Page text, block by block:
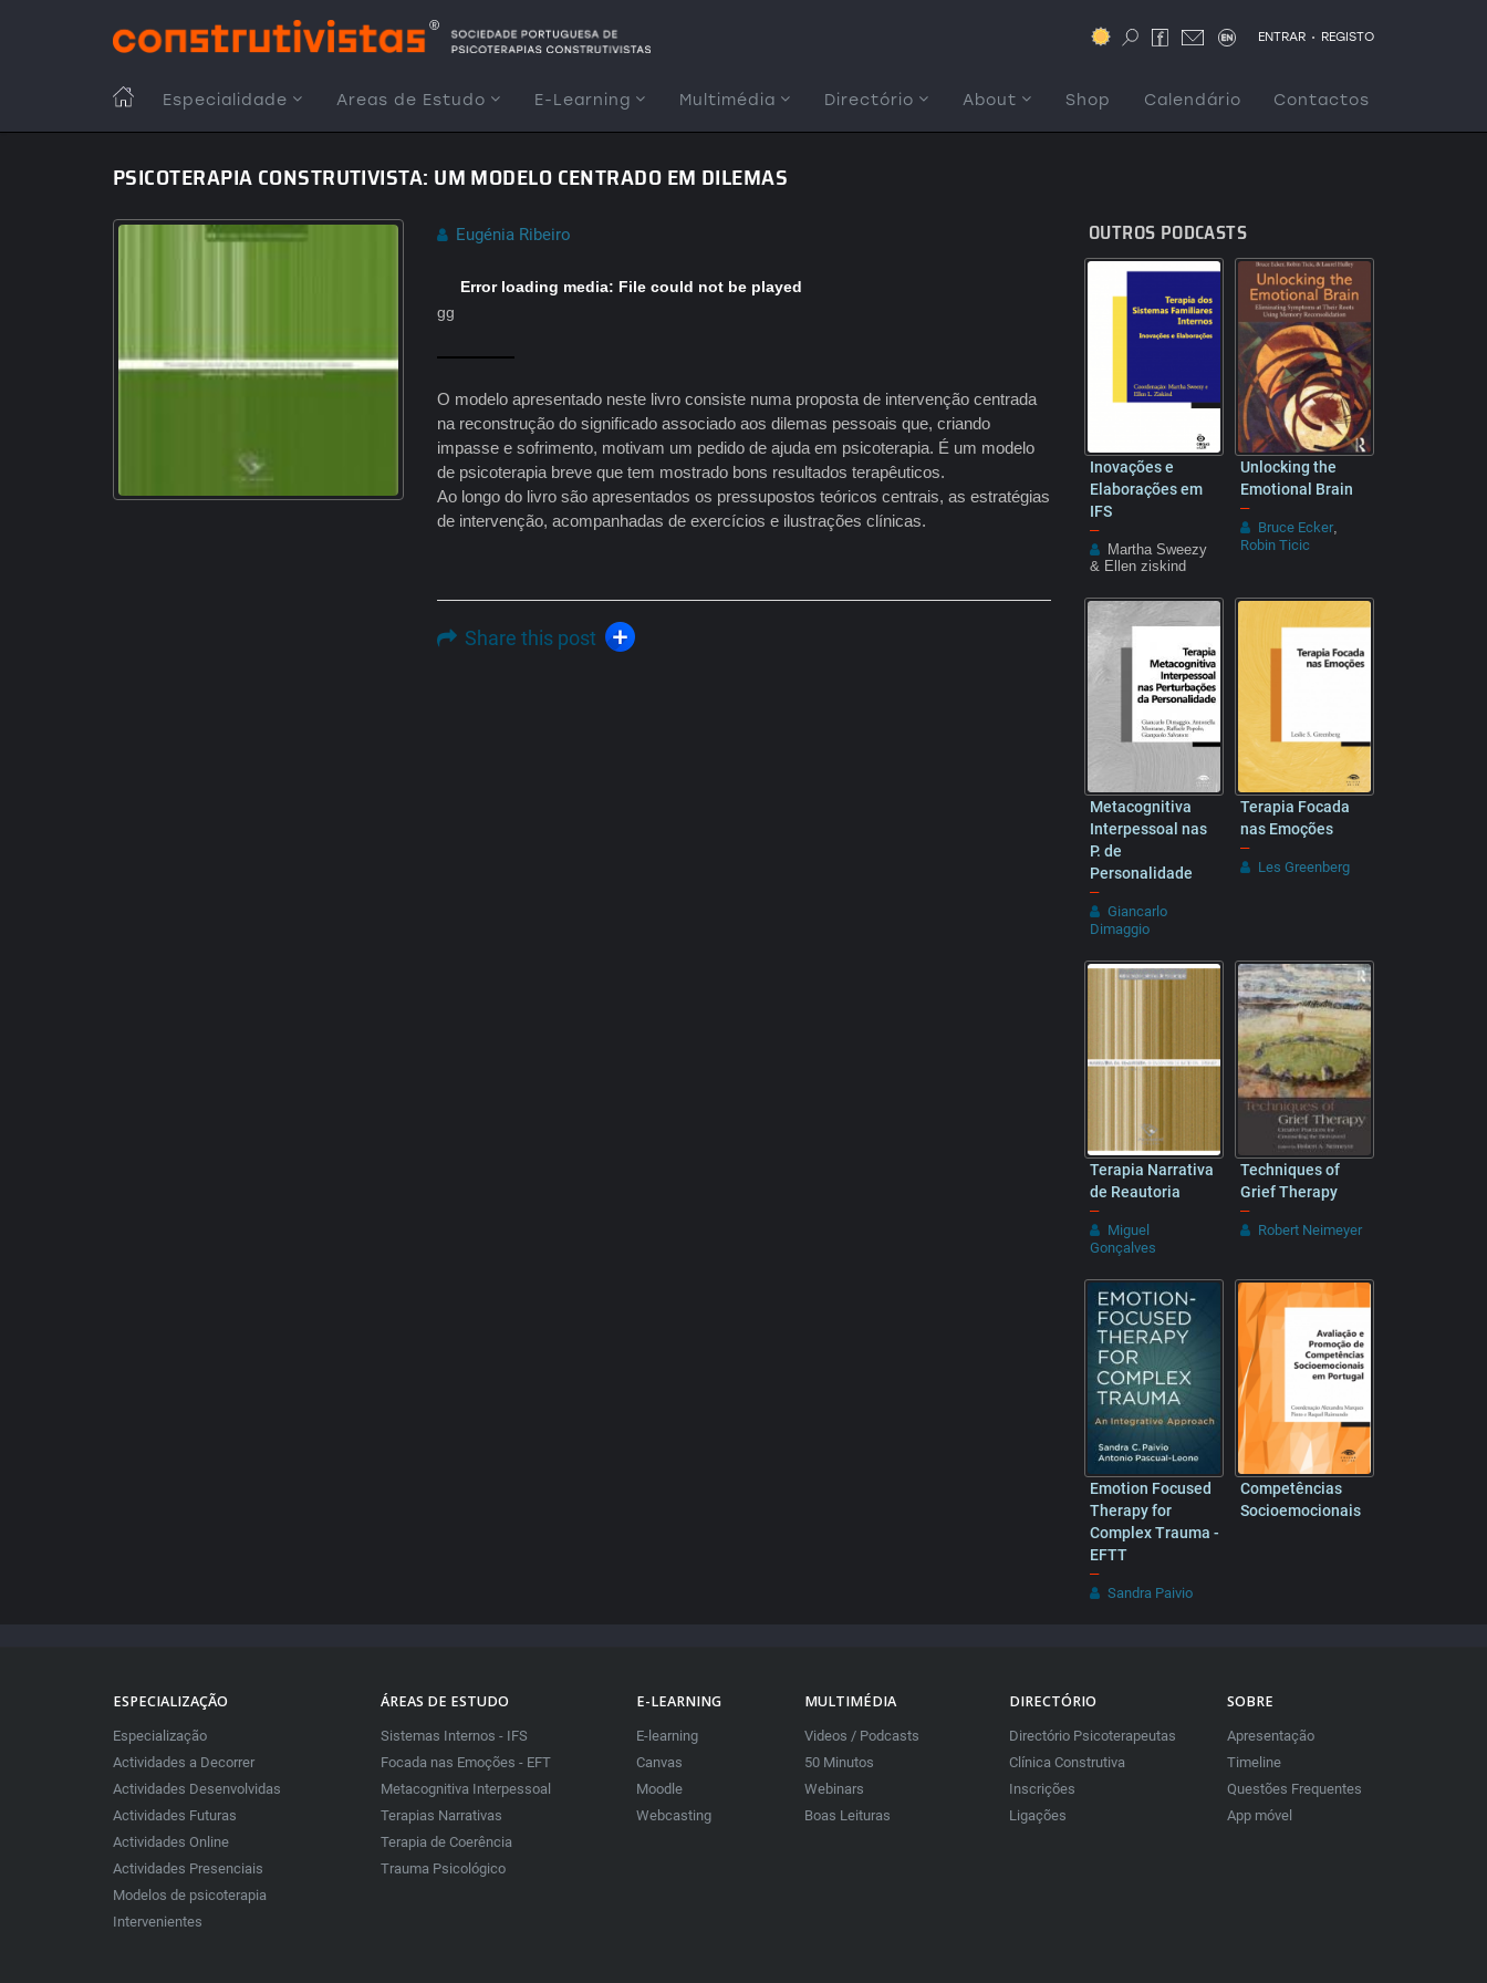
ENTRAR . REGISTO
MAIN
NAVIGATION
Especialidade Areas de Estudo E-Learning Multimédia Directório About Shop Calendário Contactos
PSICOTERAPIA CONSTRUTIVISTA: UM MODELO CENTRADO EM DILEMAS
Eugénia Ribeiro
Error loading media: File could not be played
gg
O modelo apresentado neste livro consiste numa proposta de intervenção centrada
na reconstrução do significado associado aos dilemas pessoais que, criando
impasse e sofrimento, motivam um pedido de ajuda em psicoterapia. É um modelo
de psicoterapia breve que tem mostrado bons resultados terapêuticos.
Ao longo do livro são apresentados os pressupostos teóricos centrais, as estratégias
de intervenção, acompanhadas de exercícios e ilustrações clínicas.
Share this post
OUTROS PODCASTS
Inovações e
Elaborações em
IFS
–
Martha Sweezy
& Ellen ziskind
Unlocking the
Emotional Brain
–
Bruce Ecker,
Robin Ticic
Metacognitiva
Interpessoal nas
P. de
Personalidade
–
Giancarlo
Dimaggio
Terapia Focada
nas Emoções
–
Les Greenberg
Terapia Narrativa
de Reautoria
–
Miguel
Gonçalves
Techniques of
Grief Therapy
–
Robert Neimeyer
Emotion Focused
Therapy for
Complex Trauma -
EFTT
–
Sandra Paivio
Competências
Socioemocionais
ESPECIALIZAÇÃO
Especialização
Actividades a Decorrer
Actividades Desenvolvidas
Actividades Futuras
Actividades Online
Actividades Presenciais
Modelos de psicoterapia
Intervenientes
ÁREAS DE ESTUDO
Sistemas Internos - IFS
Focada nas Emoções - EFT
Metacognitiva Interpessoal
Terapias Narrativas
Terapia de Coerência
Trauma Psicológico
E-LEARNING
E-learning
Canvas
Moodle
Webcasting
MULTIMÉDIA
Videos / Podcasts
50 Minutos
Webinars
Boas Leituras
DIRECTÓRIO
Directório Psicoterapeutas
Clínica Construtiva
Inscrições
Ligações
SOBRE
Apresentação
Timeline
Questões Frequentes
App móvel